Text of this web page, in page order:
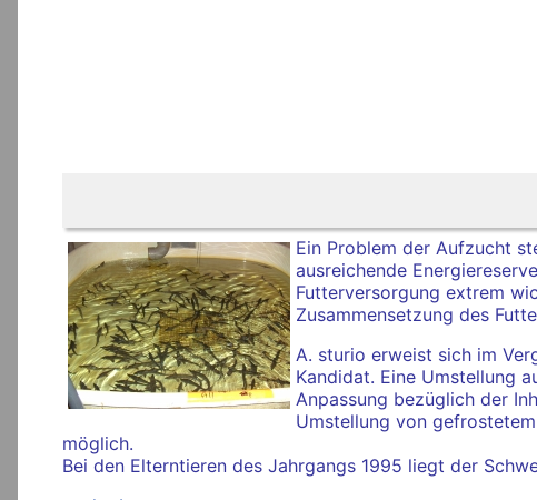
Ein Problem der Aufzucht
ausreichende
Futterversorgung extrem
Zusammensetzung des
A. sturio erweist sich im
Kandidat. Eine Umstellung
Anpassung bezüglich der
Umstellung von
möglich.
Bei den Elterntieren des Jahrgangs 1995 liegt der